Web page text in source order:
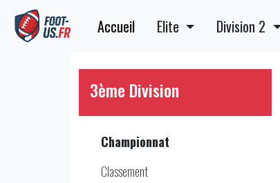
Accueil Elite Division 2
3ème Division
Championnat
Classement